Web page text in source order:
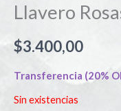
Llavero
$3.400,00
Transferencia (20%
Sin existencias